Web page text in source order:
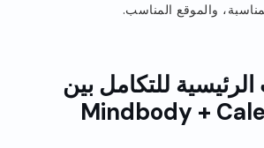
والموقع المناسب.
الرئيسية للتكامل بين
Mindbody +